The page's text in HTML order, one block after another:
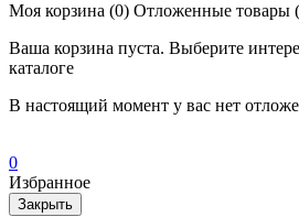
Моя корзина (0) Отложенные товары
Ваша корзина пуста. Выберите
каталоге
В настоящий момент у вас нет
0
Избранное
Закрыть